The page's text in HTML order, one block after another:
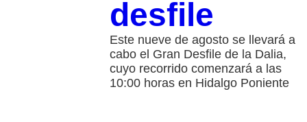
desfile
Este nueve de agosto se llevará a
cabo el Gran Desfile de la Dalia,
cuyo recorrido comenzará a las
10:00 horas en Hidalgo Poniente